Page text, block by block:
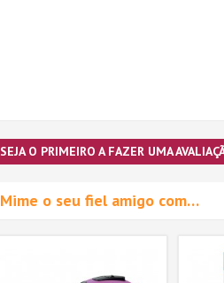
SEJA O PRIMEIRO A FAZER UMA
Mime o seu fiel amigo com…